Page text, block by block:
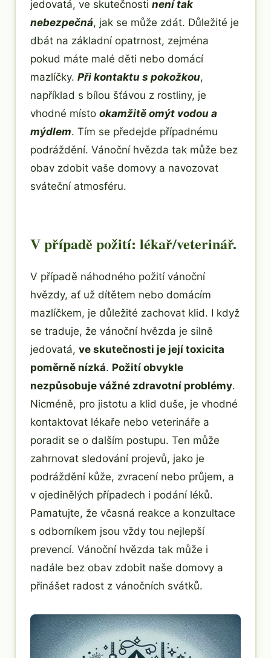
jedovatá, ve skutečnosti není tak
nebezpečná, jak se může zdát. Důležité je
dbát na základní opatrnost, zejména
pokud máte malé děti nebo domácí
mazlíčky. Při kontaktu s pokožkou,
například s bílou šťávou z rostliny, je
vhodné místo okamžitě omýt vodou a
mýdlem. Tím se předejde případnému
podráždění. Vánoční hvězda tak může bez
obav zdobit vaše domovy a navozovat
sváteční atmosféru.
V případě požití: lékař/veterinář.
V případě náhodného požití vánoční
hvězdy, ať už dítětem nebo domácím
mazlíčkem, je důležité zachovat klid. I když
se traduje, že vánoční hvězda je silně
jedovatá, ve skutečnosti je její toxicita
poměrně nízká. Požití obvykle
nezpůsobuje vážné zdravotní problémy.
Nicméně, pro jistotu a klid duše, je vhodné
kontaktovat lékaře nebo veterináře a
poradit se o dalším postupu. Ten může
zahrnovat sledování projevů, jako je
podráždění kůže, zvracení nebo průjem, a
v ojedinělých případech i podání léků.
Pamatujte, že včasná reakce a konzultace
s odborníkem jsou vždy tou nejlepší
prevencí. Vánoční hvězda tak může i
nadále bez obav zdobit naše domovy a
přinášet radost z vánočních svátků.